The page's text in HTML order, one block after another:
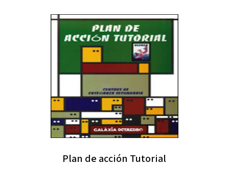
Plan de acción Tutorial